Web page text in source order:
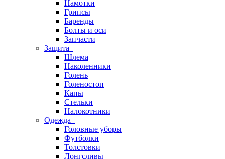
Намотки
Грипсы
Баренды
Болты и оси
Запчасти
Защита
Шлема
Наколенники
Голень
Голеностоп
Капы
Стельки
Налокотники
Одежда
Головные уборы
Футболки
Толстовки
Лонгсливы